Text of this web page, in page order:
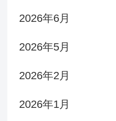
2026年6月
2026年5月
2026年2月
2026年1月